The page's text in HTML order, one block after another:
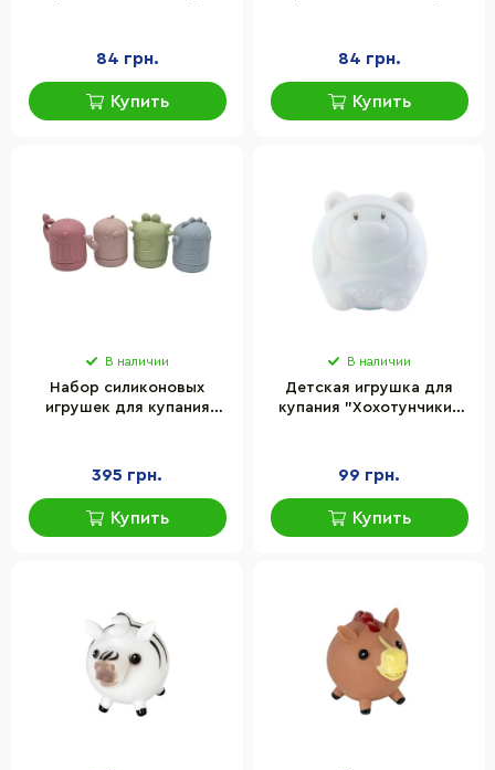
84 грн.
Купить
84 грн.
Купить
В наличии
Набор силиконовых
игрушек для купания
штуки
395 грн.
Купить
В наличии
Детская игрушка для
купания "Хохотунчики"
99 грн.
Купить